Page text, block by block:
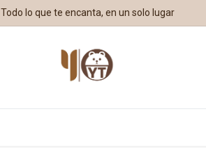
Todo lo que te encanta, en un solo lugar